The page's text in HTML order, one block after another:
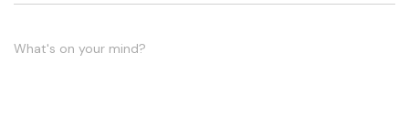
What's on your mind?